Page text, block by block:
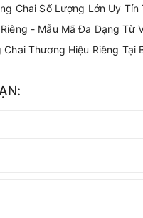
Chai Số Lượng Lớn Uy Tín
- Mẫu Mã Đa Dạng Từ
Thương Hiệu Riêng Tại